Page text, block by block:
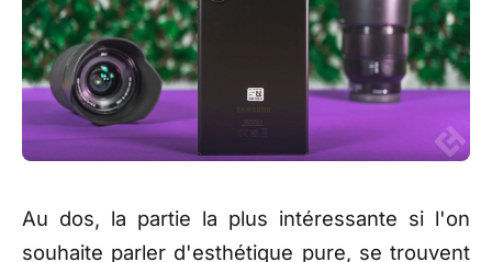
Au dos, la partie la plus intéressante si l'on
souhaite parler d'esthétique pure, se trouvent